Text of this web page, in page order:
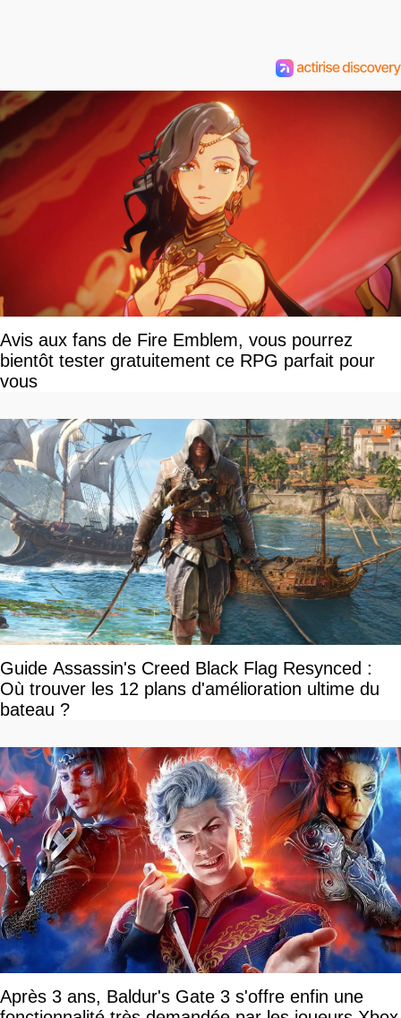
Avis aux fans de Fire Emblem, vous pourrez
bientôt tester gratuitement ce RPG parfait pour
vous
Guide Assassin's Creed Black Flag Resynced :
Où trouver les 12 plans d'amélioration ultime du
bateau ?
Après 3 ans, Baldur's Gate 3 s'offre enfin une